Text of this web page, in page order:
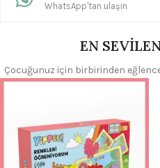
WhatsApp'tan ulaşın
EN
Çocuğunuz için birbirinden